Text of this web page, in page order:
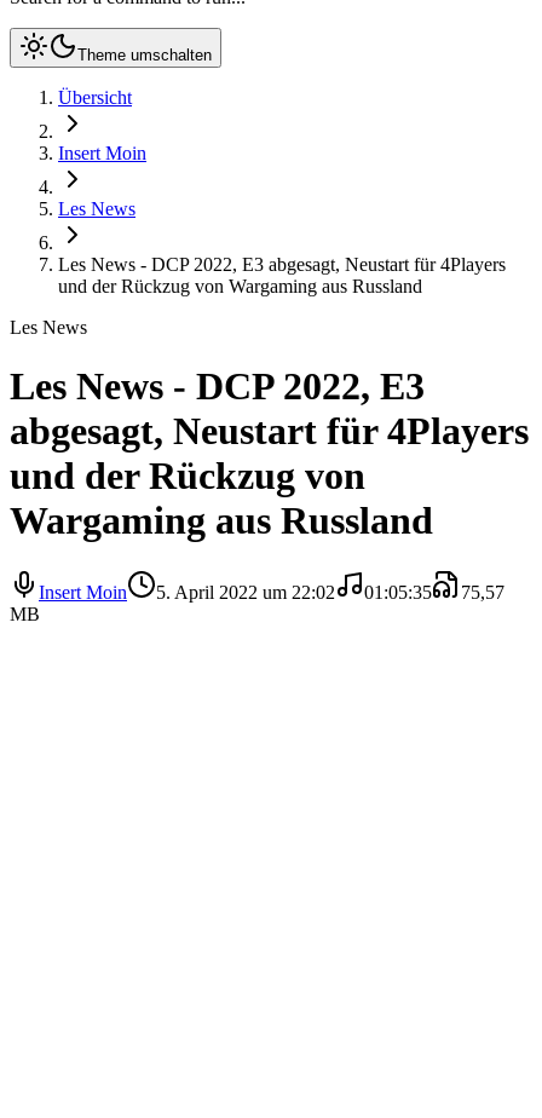
Theme umschalten
Übersicht
Insert Moin
Les News
Les News - DCP 2022, E3 abgesagt, Neustart für 4Players
und der Rückzug von Wargaming aus Russland
Les News
Les News - DCP 2022, E3
abgesagt, Neustart für 4Players
und der Rückzug von
Wargaming aus Russland
Insert Moin 5. April 2022 um 22:02 01:05:35
75,57
MB